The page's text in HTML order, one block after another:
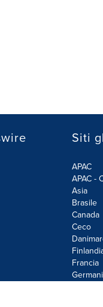
Siti
APAC
APAC -
Asia
Brasile
Canada
Ceco
Francia